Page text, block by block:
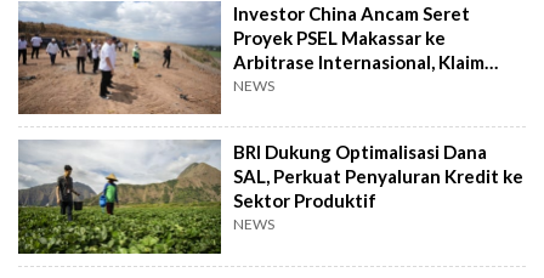
Investor China Ancam Seret
Proyek PSEL Makassar ke
Arbitrase Internasional, Klaim
Rugi Rp2,4 T
NEWS
BRI Dukung Optimalisasi Dana
SAL, Perkuat Penyaluran Kredit ke
Sektor Produktif
NEWS